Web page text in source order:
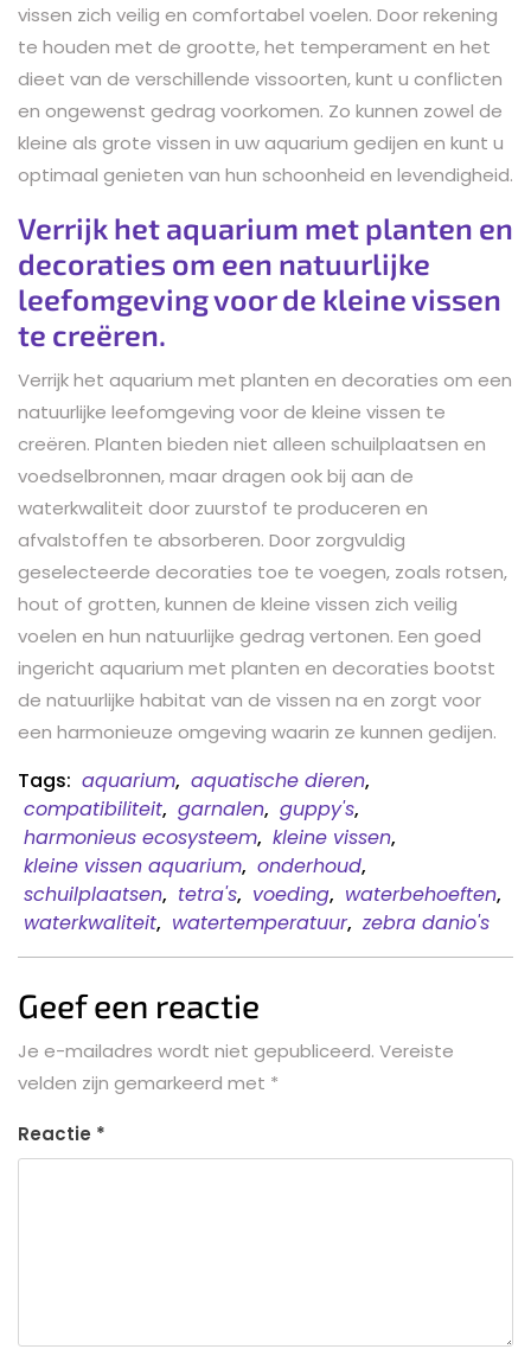
vissen zich veilig en comfortabel voelen. Door rekening
te houden met de grootte, het temperament en het
dieet van de verschillende vissoorten, kunt u conflicten
en ongewenst gedrag voorkomen. Zo kunnen zowel de
kleine als grote vissen in uw aquarium gedijen en kunt u
optimaal genieten van hun schoonheid en levendigheid.
Verrijk het aquarium met planten en
decoraties om een natuurlijke
leefomgeving voor de kleine vissen
te creëren.
Verrijk het aquarium met planten en decoraties om een
natuurlijke leefomgeving voor de kleine vissen te
creëren. Planten bieden niet alleen schuilplaatsen en
voedselbronnen, maar dragen ook bij aan de
waterkwaliteit door zuurstof te produceren en
afvalstoffen te absorberen. Door zorgvuldig
geselecteerde decoraties toe te voegen, zoals rotsen,
hout of grotten, kunnen de kleine vissen zich veilig
voelen en hun natuurlijke gedrag vertonen. Een goed
ingericht aquarium met planten en decoraties bootst
de natuurlijke habitat van de vissen na en zorgt voor
een harmonieuze omgeving waarin ze kunnen gedijen.
Tags: aquarium, aquatische dieren,
compatibiliteit, garnalen, guppy's,
harmonieus ecosysteem, kleine vissen,
kleine vissen aquarium, onderhoud,
schuilplaatsen, tetra's, voeding, waterbehoeften,
waterkwaliteit, watertemperatuur, zebra danio's
Geef een reactie
Je e-mailadres wordt niet gepubliceerd. Vereiste
velden zijn gemarkeerd met *
Reactie *